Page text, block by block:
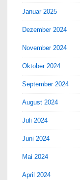
Januar 2025
Dezember 2024
November 2024
Oktober 2024
September 2024
August 2024
Juli 2024
Juni 2024
Mai 2024
April 2024